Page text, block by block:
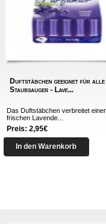
Duftstäbchen geeignet für alle
Staubsauger - Lave...
Das Duftstäbchen verbreitet
frischen Lavende...
Preis: 2,95€
In den Warenkorb